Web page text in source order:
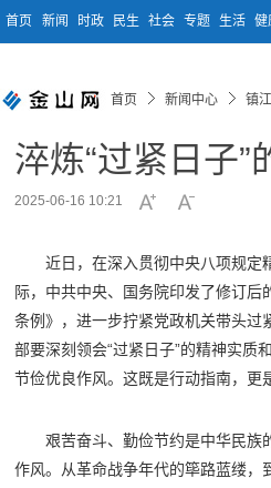
首页 新闻 时政 民生 社会 专题 生活 健
首页 新闻中心 镇
淬炼“过紧日子”
2025-06-16 10:21
近日，在深入贯彻中央八项规定
际，中共中央、国务院印发了修订后
条例》，进一步拧紧党政机关带头过
部要深刻领会“过紧日子”的精神实质
节俭优良作风。这既是行动指南，更
艰苦奋斗、勤俭节约是中华民族
作风。从革命战争年代的筚路蓝缕，